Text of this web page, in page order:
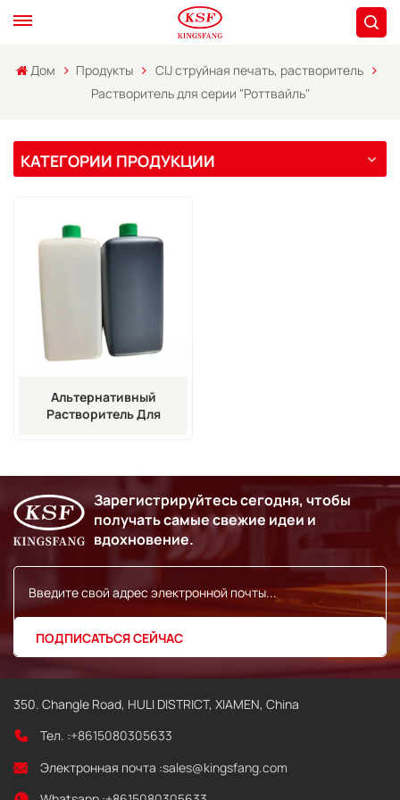
Дом Продукты
CIJ струйная печать, растворитель
Растворитель для серии "Роттвайль"
КАТЕГОРИИ ПРОДУКЦИИ
Альтернативный
Растворитель Для
Зарегистрируйтесь сегодня, чтобы
получать самые свежие идеи и
вдохновение.
350. Changle Road, HULI DISTRICT, XIAMEN, China
Тел. :+8615080305633
Электронная почта :sales@kingsfang.com